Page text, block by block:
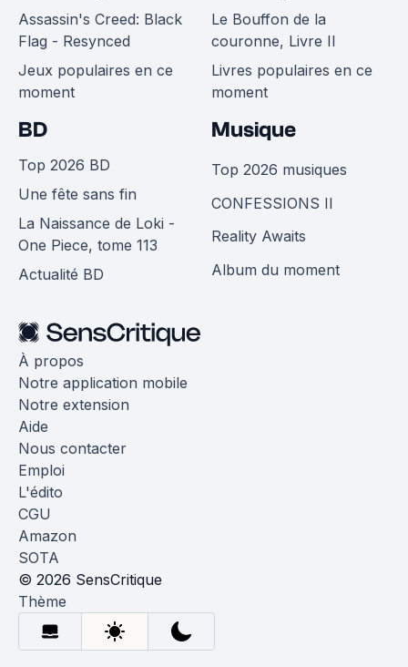
Assassin's Creed: Black
Flag - Resynced
Jeux populaires en ce
moment
Le Bouffon de la
couronne, Livre II
Livres populaires en ce
moment
BD
Top 2026 BD
Une fête sans fin
La Naissance de Loki -
One Piece, tome 113
Actualité BD
Musique
Top 2026 musiques
CONFESSIONS II
Reality Awaits
Album du moment
À propos
Notre application mobile
Notre extension
Aide
Nous contacter
Emploi
L'édito
CGU
Amazon
SOTA
© 2026 SensCritique
Thème